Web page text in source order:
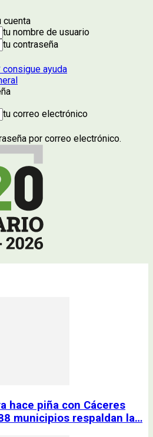
cuenta
tu nombre de usuario
tu contraseña
ayuda
tu correo electrónico
por correo electrónico.
hace piña con Cáceres
municipios respaldan la…